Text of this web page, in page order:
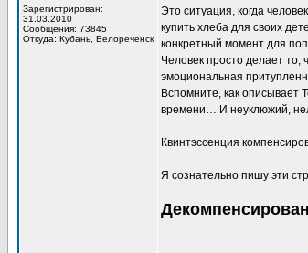
Зарегистрирован:
31.03.2010
Сообщения: 73845
Откуда: Кубань, Белореченск
Это ситуация, когда
купить хлеба для своих
конкретный момент для
Человек просто делает
эмоциональная
Вспомните, как описывает
времени… И неуклюжий,
Квинтэссенция
Я сознательно пишу эти